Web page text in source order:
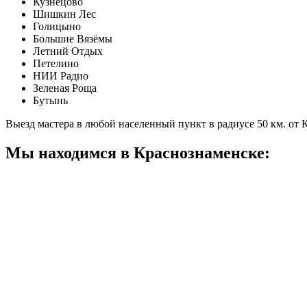
Шишкин Лес
Голицыно
Большие Вязёмы
Летний Отдых
Петелино
НИИ Радио
Зеленая Роща
Бутынь
Выезд мастера в любой населенный пункт в радиусе 50 км. от
Мы находимся в Краснознаменске: